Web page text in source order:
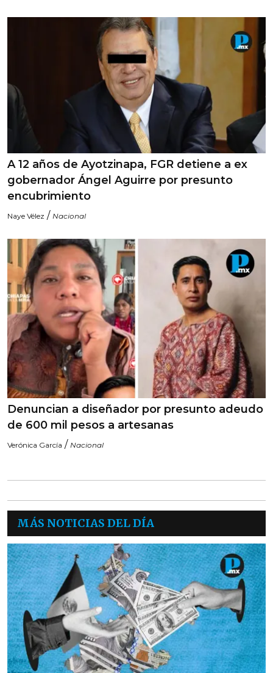
A 12 años de Ayotzinapa, FGR detiene a ex
gobernador Ángel Aguirre por presunto
encubrimiento
Naye Vélez / Nacional
Denuncian a diseñador por presunto adeudo
de 600 mil pesos a artesanas
Verónica García / Nacional
MÁS NOTICIAS DEL DÍA